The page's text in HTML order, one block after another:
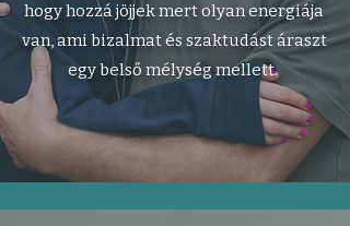
hogy hozzá jöjjek mert olyan energiája
van, ami bizalmat és szaktudást áraszt
egy belső mélység mellett.